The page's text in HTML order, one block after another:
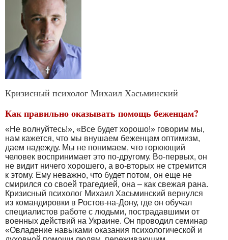
Кризисный психолог Михаил Хасьминский
Как правильно оказывать помощь беженцам?
«Не волнуйтесь!», «Все будет хорошо!» говорим мы,
нам кажется, что мы внушаем беженцам оптимизм,
даем надежду. Мы не понимаем, что горюющий
человек воспринимает это по-другому. Во-первых, он
не видит ничего хорошего, а во-вторых не стремится
к этому. Ему неважно, что будет потом, он еще не
смирился со своей трагедией, она – как свежая рана.
Кризисный психолог Михаил Хасьминский вернулся
из командировки в Ростов-на-Дону, где он обучал
специалистов работе с людьми, пострадавшими от
военных действий на Украине. Он проводил семинар
«Овладение навыками оказания психологической и